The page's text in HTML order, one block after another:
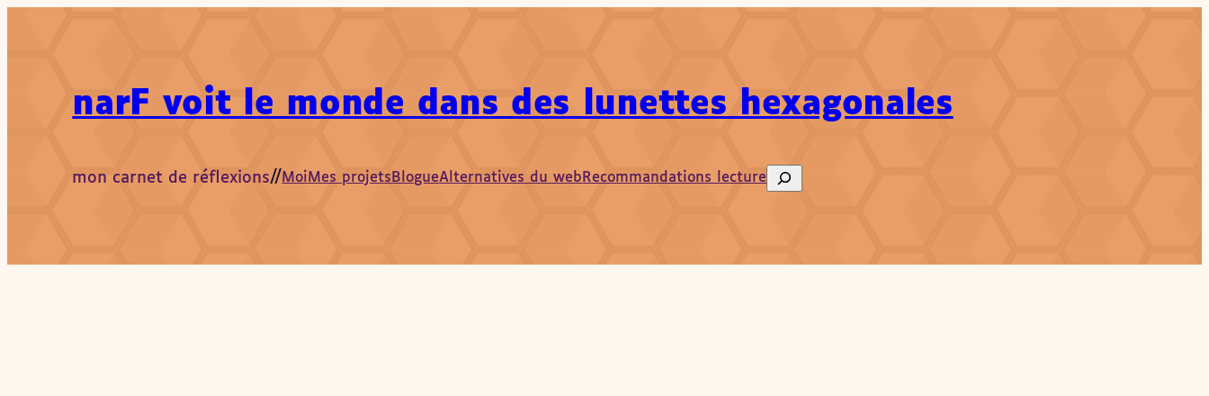
narF voit le monde dans des lunettes hexagonales
mon carnet de réflexions//MoiMes projets BlogueAlternatives du web Recommandations lecture Search